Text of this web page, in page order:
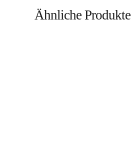
Ähnliche Produkte